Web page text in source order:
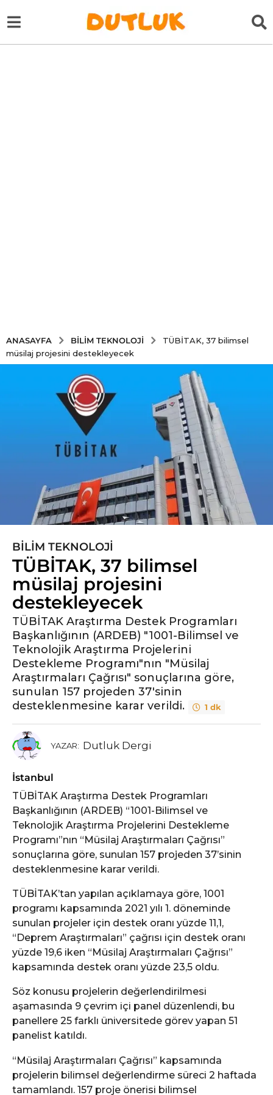
ANASAYFA BILIM TEKNOLOJI
TÜBİTAK, 37 bilimsel
müsilaj projesini destekleyecek
5
y
l
ö
n
c
e
5
y
ı
l
n
c
BILIM TEKNOLOJI
TÜBİTAK, 37 bilimsel
müsilaj projesini
destekleyecek
TÜBİTAK Araştırma Destek Programları
Başkanlığının (ARDEB) "1001-Bilimsel ve
Teknolojik Araştırma Projelerini
Destekleme Programı"nın "Müsilaj
Araştırmaları Çağrısı" sonuçlarına göre,
sunulan 157 projeden 37'sinin
desteklenmesine karar verildi.
1 dk
YAZAR: Dutluk Dergi
İstanbul
TÜBİTAK Araştırma Destek Programları
Başkanlığının (ARDEB) “1001-Bilimsel ve
Teknolojik Araştırma Projelerini Destekleme
Programı”nın “Müsilaj Araştırmaları Çağrısı”
sonuçlarına göre, sunulan 157 projeden 37’sinin
desteklenmesine karar verildi.
TÜBİTAK’tan yapılan açıklamaya göre, 1001
programı kapsamında 2021 yılı 1. döneminde
sunulan projeler için destek oranı yüzde 11,1,
“Deprem Araştırmaları” çağrısı için destek oranı
yüzde 19,6 iken “Müsilaj Araştırmaları Çağrısı”
kapsamında destek oranı yüzde 23,5 oldu.
Söz konusu projelerin değerlendirilmesi
aşamasında 9 çevrim içi panel düzenlendi, bu
panellere 25 farklı üniversitede görev yapan 51
panelist katıldı.
“Müsilaj Araştırmaları Çağrısı” kapsamında
projelerin bilimsel değerlendirme süreci 2 haftada
tamamlandı. 157 proje önerisi bilimsel